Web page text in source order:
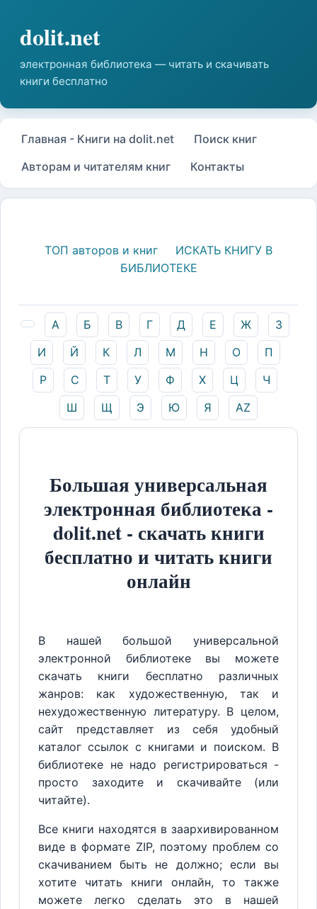
Главная - Книги на dolit.net
Поиск книг
Авторам и читателям книг
Контакты
ТОП авторов и книг
ИСКАТЬ КНИГУ В
БИБЛИОТЕКЕ
А Б В Г Д Е Ж
З
И
Й К Л М Н О
П
Р
С Т У Ф Х Ц
Ч
Ш
Щ Э Ю Я AZ
Большая универсальная
электронная библиотека -
dolit.net - скачать книги
бесплатно и читать книги
онлайн
В нашей большой универсальной
электронной библиотеке вы можете
скачать книги бесплатно различных
жанров: как художественную, так и
нехудожественную литературу. В целом,
сайт представляет из себя удобный
каталог ссылок с книгами и поиском. В
библиотеке не надо регистрироваться -
просто заходите и скачивайте (или
читайте).
Все книги находятся в заархивированном
виде в формате ZIP, поэтому проблем со
скачиванием быть не должно; если вы
хотите читать книги онлайн, то также
можете легко сделать это в нашей